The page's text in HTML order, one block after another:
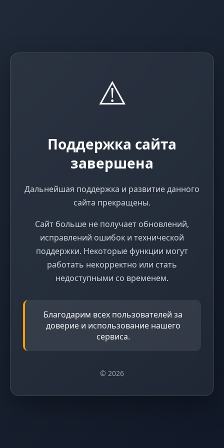
⚠️
Поддержка сайта
завершена
Дальнейшая поддержка и развитие данного
сайта прекращены.
Сайт больше не получает обновлений,
исправлений ошибок и технической
поддержки. Некоторые функции могут
работать некорректно или стать
недоступными со временем.
Благодарим всех пользователей за
доверие и использование нашего
сервиса.
© 2026